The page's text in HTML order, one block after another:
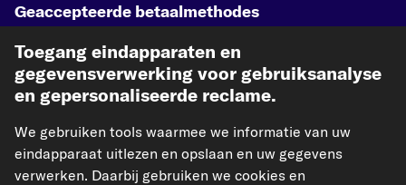
Geaccepteerde betaalmethodes
Onze verzendpartner
Toegang eindapparaten en
gegevensverwerking voor gebruiksanalyse
en gepersonaliseerde reclame.
We gebruiken tools waarmee we informatie van uw
eindapparaat uitlezen en opslaan en uw gegevens
verwerken. Daarbij gebruiken we cookies en